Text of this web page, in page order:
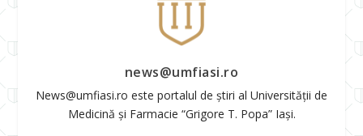
news@umfiasi.ro
News@umfiasi.ro este portalul de știri al Universității de
Medicină și Farmacie “Grigore T. Popa” Iași.